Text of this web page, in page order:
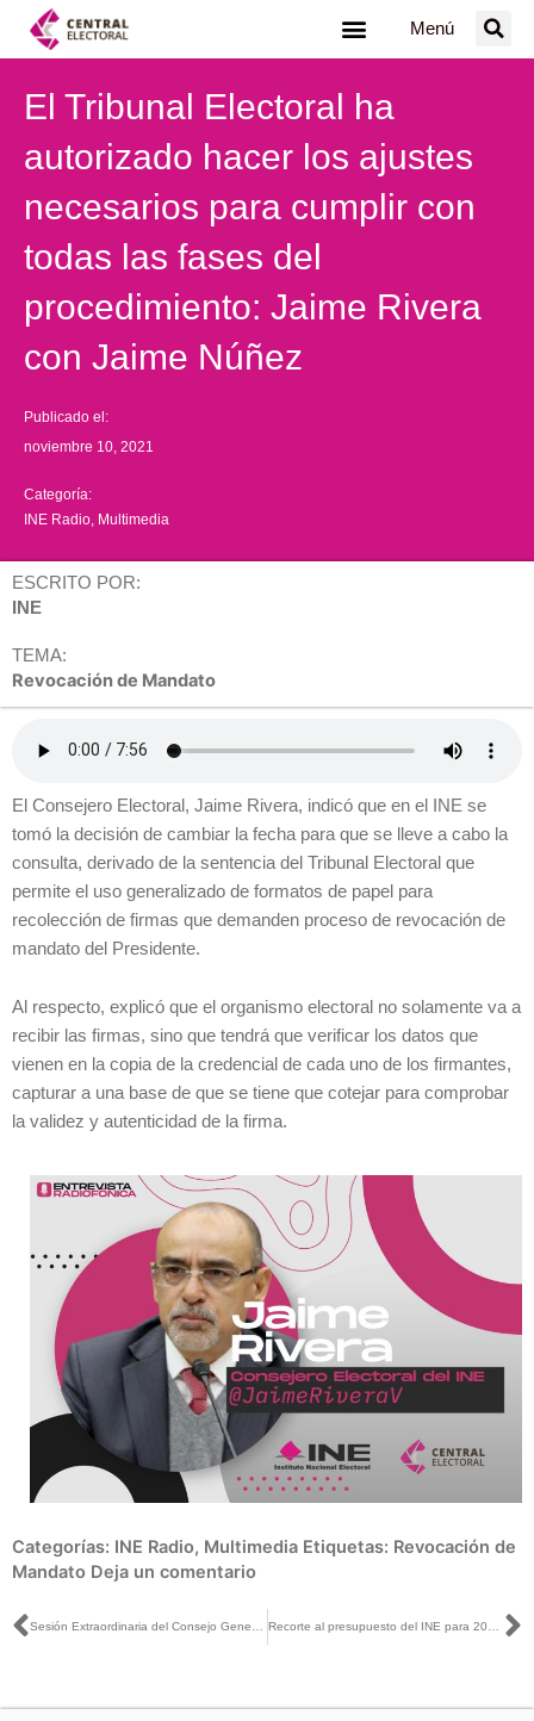
Menú
El Tribunal Electoral ha
autorizado hacer los ajustes
necesarios para cumplir con
todas las fases del
procedimiento: Jaime Rivera
con Jaime Núñez
Publicado el:
noviembre 10, 2021
Categoría:
INE Radio Multimedia
ESCRITO POR:
INE
TEMA:
Revocación de Mandato
El Consejero Electoral, Jaime Rivera, indicó que en el INE se
tomó la decisión de cambiar la fecha para que se lleve a cabo la
consulta, derivado de la sentencia del Tribunal Electoral que
permite el uso generalizado de formatos de papel para
recolección de firmas que demanden proceso de revocación de
mandato del Presidente.
Al respecto, explicó que el organismo electoral no solamente va a
recibir las firmas, sino que tendrá que verificar los datos que
vienen en la copia de la credencial de cada uno de los firmantes,
capturar a una base de que se tiene que cotejar para comprobar
la validez y autenticidad de la firma.
Categorías: INE Radio, Multimedia Etiquetas: Revocación de
Mandato Deja un comentario
Ant Sesión Extraordinaria del Consejo General, realizada el día 10 de noviembre de 2021 Recorte al presupuesto del INE para 2022 tendría serias consecuencias: Jaime Rivera con Helena Lozano